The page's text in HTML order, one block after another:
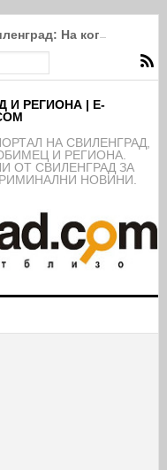
На кого ли е
И РЕГИОНА | E-
НА СВИЛЕНГРАД,
И РЕГИОНА.
ОТ СВИЛЕНГРАД ЗА
НОВИНИ.